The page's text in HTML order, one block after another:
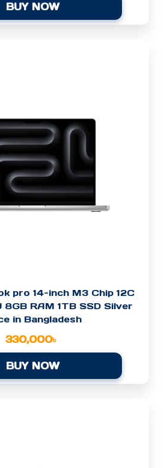
BUY NOW
pro 14-inch M3 Chip 12C
8GB RAM 1TB SSD Silver
in Bangladesh
330,000৳
BUY NOW